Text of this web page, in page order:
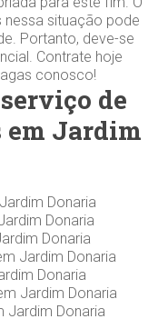
situação pode
Portanto, deve-se
Contrate hoje
conosco!
de
em Jardim
Donaria
Donaria
Donaria
Jardim Donaria
Donaria
Jardim Donaria
Jardim Donaria